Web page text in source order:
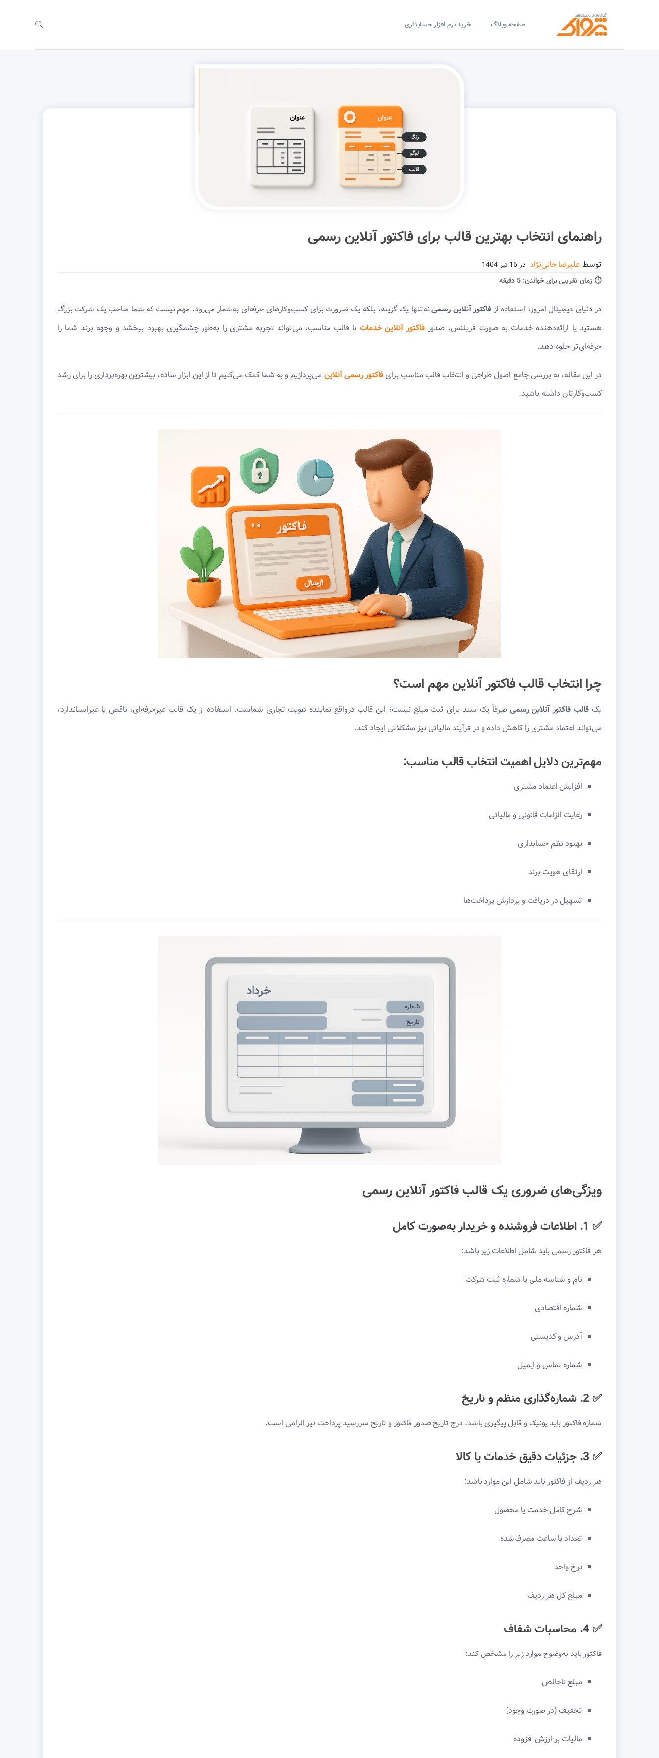
صفحه وبلاگ خرید نرم افزار حسابداری
راهنمای انتخاب بهترین قالب برای فاکتور آنلاین رسمی
توسط علیرضا خانی‌نژاد در
⏱ زمان تقریبی برای خواندن: 5 دقیقه
در دنیای دیجیتال امروز، استفاده از فاکتور آنلاین رسمینه‌تنها یک گزینه، بلکه یک ضرورت برای کسب‌وکارهای حرفه‌ای به‌شمار می‌رود. مهم نیست که شما صاحب یک شرکت بزرگ
هستید یا ارائه‌دهنده خدمات به صورت فریلنس، صدورفاکتور آنلاین خدمات با قالب مناسب، می‌تواند تجربه مشتری را به‌طور چشمگیری بهبود ببخشد و وجهه برند شما را
حرفه‌ای‌تر جلوه دهد.
در این مقاله، به بررسی جامع اصول طراحی و انتخاب قالب مناسب برایفاکتور رسمی آنلاین می‌پردازیم و به شما کمک می‌کنیم تا از این ابزار ساده، بیشترین بهره‌برداری را برای رشد
کسب‌وکارتان داشته باشید.
چرا انتخاب قالب فاکتور آنلاین مهم است؟
یک قالب فاکتور آنلاین رسمی صرفاً یک سند برای ثبت مبلغ نیست؛ این قالب درواقع نماینده هویت تجاری شماست. استفاده از یک قالب غیرحرفه‌ای، ناقص یا غیراستاندارد،
می‌تواند اعتماد مشتری را کاهش داده و در فرآیند مالیاتی نیز مشکلاتی ایجاد کند.
مهم‌ترین دلایل اهمیت انتخاب قالب مناسب:
افزایش اعتماد مشتری
رعایت الزامات قانونی و مالیاتی
بهبود نظم حسابداری
ارتقای هویت برند
تسهیل در دریافت و پردازش پرداخت‌ها
ویژگی‌های ضروری یک قالب فاکتور آنلاین رسمی
✅ 1. اطلاعات فروشنده و خریدار به‌صورت کامل
هر فاکتور رسمی باید شامل اطلاعات زیر باشد:
نام و شناسه ملی یا شماره ثبت شرکت
شماره اقتصادی
آدرس و کدپستی
شماره تماس و ایمیل
✅ 2. شماره‌گذاری منظم و تاریخ
شماره فاکتور باید یونیک و قابل پیگیری باشد. درج تاریخ صدور فاکتور و تاریخ سررسید پرداخت نیز الزامی است.
✅ 3. جزئیات دقیق خدمات یا کالا
هر ردیف از فاکتور باید شامل این موارد باشد:
شرح کامل خدمت یا محصول
تعداد یا ساعت مصرف‌شده
نرخ واحد
مبلغ کل هر ردیف
✅ 4. محاسبات شفاف
فاکتور باید به‌وضوح موارد زیر را مشخص کند:
مبلغ ناخالص
تخفیف (در صورت وجود)
مالیات بر ارزش افزوده